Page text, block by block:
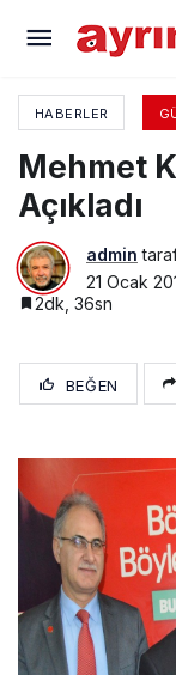
HABERLER
Mehmet
Açıkladı
admin
21 Ocak
2dk, 36sn
BEĞEN
İYİ Parti’nin